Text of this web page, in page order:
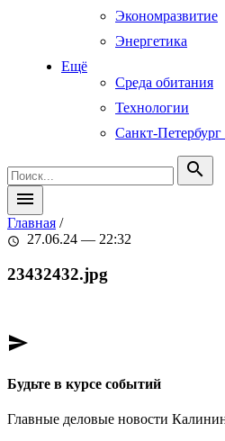
Экономразвитие
Энергетика
Ещё
Среда обитания
Технологии
Санкт-
search
menu
Главная /
schedule 27.06.24 — 22:32
23432432.jpg
send
Будьте в курсе событий
Главные деловые новости